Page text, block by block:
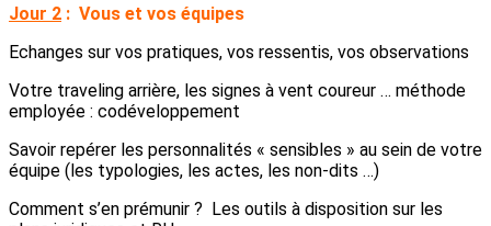
Jour 2 : Vous et vos équipes
Echanges sur vos pratiques, vos ressentis, vos observations
Votre traveling arrière, les signes à vent coureur … méthode
employée : codéveloppement
Savoir repérer les personnalités « sensibles » au sein de votre
équipe (les typologies, les actes, les non-dits …)
Comment s’en prémunir ? Les outils à disposition sur les